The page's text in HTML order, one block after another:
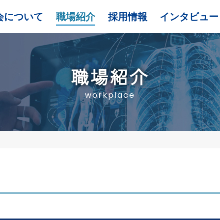
について 職場紹介 採用情報 インタビュー
職場紹介
workplace